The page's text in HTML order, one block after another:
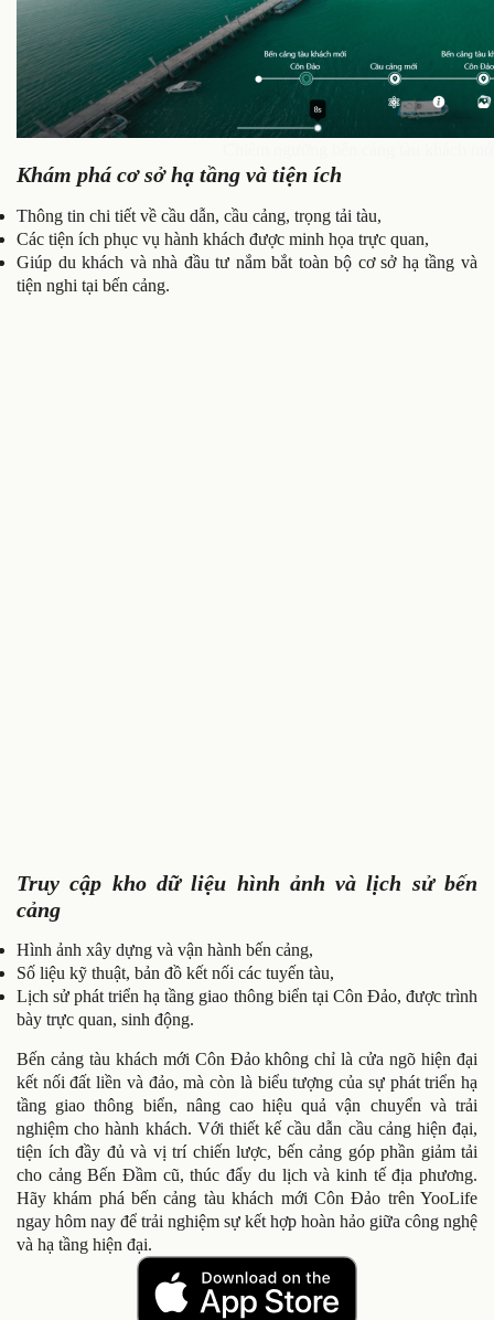
Khám phá cơ sở hạ tầng và tiện ích
Thông tin chi tiết về cầu dẫn, cầu cảng, trọng tải tàu,
Các tiện ích phục vụ hành khách được minh họa trực quan,
Giúp du khách và nhà đầu tư nắm bắt toàn bộ cơ sở hạ tầng và
tiện nghi tại bến cảng.
Truy cập kho dữ liệu hình ảnh và lịch sử bến
cảng
Hình ảnh xây dựng và vận hành bến cảng,
Số liệu kỹ thuật, bản đồ kết nối các tuyến tàu,
Lịch sử phát triển hạ tầng giao thông biển tại Côn Đảo, được trình
bày trực quan, sinh động.
Bến cảng tàu khách mới Côn Đảo không chỉ là cửa ngõ hiện đại
kết nối đất liền và đảo, mà còn là biểu tượng của sự phát triển hạ
tầng giao thông biển, nâng cao hiệu quả vận chuyển và trải
nghiệm cho hành khách. Với thiết kế cầu dẫn cầu cảng hiện đại,
tiện ích đầy đủ và vị trí chiến lược, bến cảng góp phần giảm tải
cho cảng Bến Đầm cũ, thúc đẩy du lịch và kinh tế địa phương.
Hãy khám phá bến cảng tàu khách mới Côn Đảo trên YooLife
ngay hôm nay để trải nghiệm sự kết hợp hoàn hảo giữa công nghệ
và hạ tầng hiện đại.